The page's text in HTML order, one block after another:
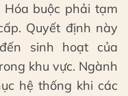
buộc phải tạm
Quyết định này
sinh hoạt của
khu vực. Ngành
hệ thống khi các